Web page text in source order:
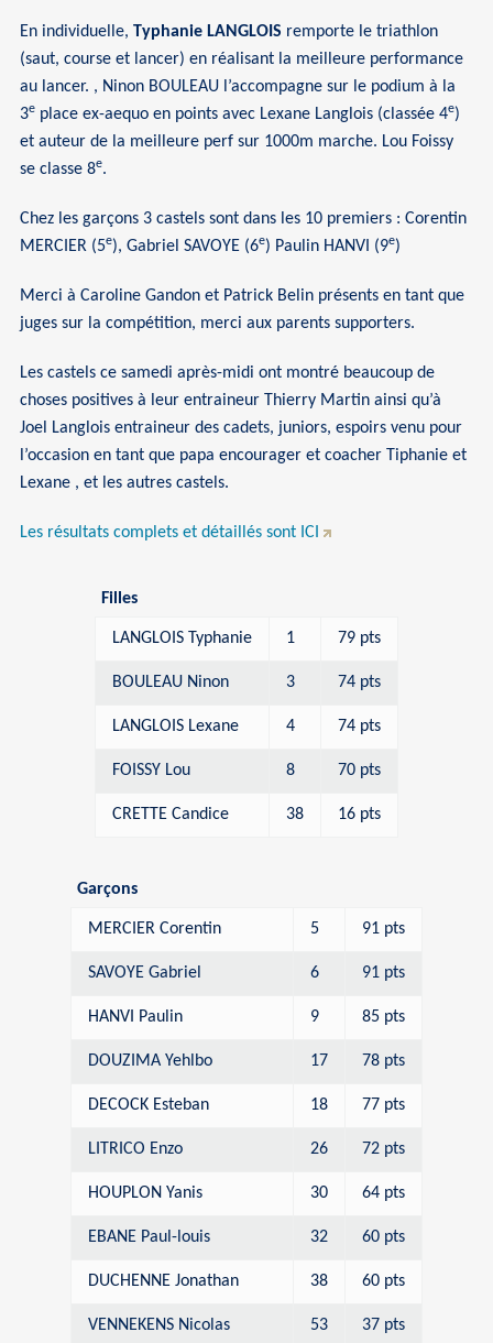
En individuelle,Typhanie LANGLOIS remporte le triathlon
(saut, course et lancer) en réalisant la meilleure performance
au lancer. , Ninon BOULEAU l’accompagne sur le podium à la
3e place ex-aequo en points avec Lexane Langlois (classée 4e)
et auteur de la meilleure perf sur 1000m marche. Lou Foissy
se classe 8e.
Chez les garçons 3 castels sont dans les 10 premiers : Corentin
MERCIER (5e), Gabriel SAVOYE (6e) Paulin HANVI (9e)
Merci à Caroline Gandon et Patrick Belin présents en tant que
juges sur la compétition, merci aux parents supporters.
Les castels ce samedi après-midi ont montré beaucoup de
choses positives à leur entraineur Thierry Martin ainsi qu’à
Joel Langlois entraineur des cadets, juniors, espoirs venu pour
l’occasion en tant que papa encourager et coacher Tiphanie et
Lexane , et les autres castels.
Les résultats complets et détaillés sont ICI
Filles
LANGLOIS Typhanie 1 79 pts
BOULEAU Ninon 3 74 pts
LANGLOIS Lexane 4 74 pts
FOISSY Lou 8 70 pts
CRETTE Candice 38 16 pts
Garçons
MERCIER Corentin 5 91 pts
SAVOYE Gabriel 6 91 pts
HANVI Paulin 9 85 pts
DOUZIMA Yehlbo 17 78 pts
DECOCK Esteban 18 77 pts
LITRICO Enzo 26 72 pts
HOUPLON Yanis 30 64 pts
EBANE Paul-louis 32 60 pts
DUCHENNE Jonathan 38 60 pts
VENNEKENS Nicolas 53 37 pts